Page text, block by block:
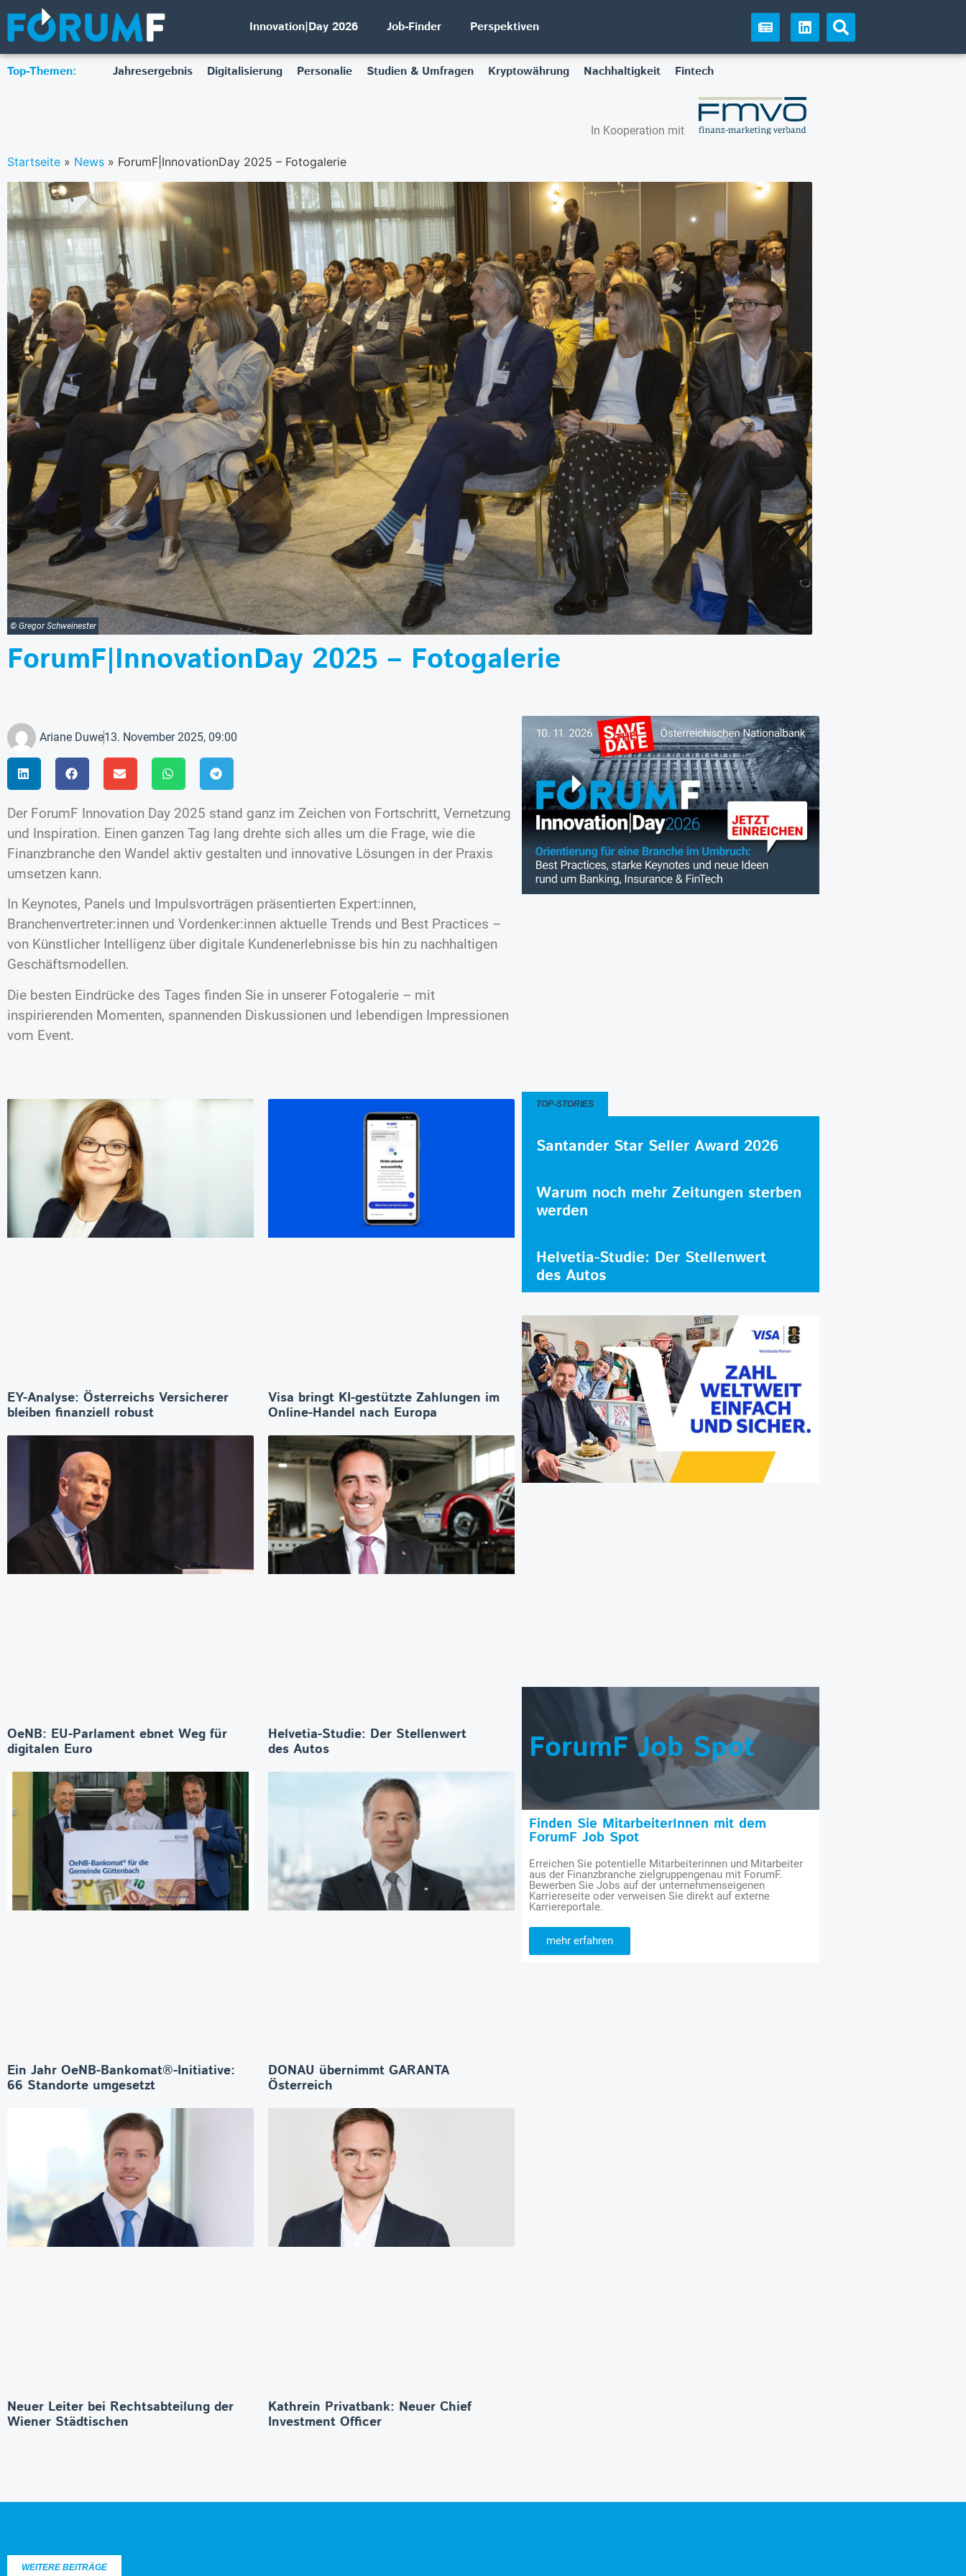
Innovation|Day 2026 Job-Finder Perspektiven
Top-Themen: Jahresergebnis Digitalisierung Personalie Studien & Umfragen Kryptowährung Nachhaltigkeit Fintech
In Kooperation mit
Startseite » News » ForumF|InnovationDay 2025 – Fotogalerie
© Gregor Schweinester
ForumF|InnovationDay 2025 – Fotogalerie
Ariane Duwe13. November 2025, 09:00
Der ForumF Innovation Day 2025 stand ganz im Zeichen von Fortschritt, Vernetzung
und Inspiration. Einen ganzen Tag lang drehte sich alles um die Frage, wie die
Finanzbranche den Wandel aktiv gestalten und innovative Lösungen in der Praxis
umsetzen kann.
In Keynotes, Panels und Impulsvorträgen präsentierten Expert:innen,
Branchenvertreter:innen und Vordenker:innen aktuelle Trends und Best Practices –
von Künstlicher Intelligenz über digitale Kundenerlebnisse bis hin zu nachhaltigen
Geschäftsmodellen.
Die besten Eindrücke des Tages finden Sie in unserer Fotogalerie – mit
inspirierenden Momenten, spannenden Diskussionen und lebendigen Impressionen
vom Event.
EY-Analyse: Österreichs Versicherer
bleiben finanziell robust
Visa bringt KI-gestützte Zahlungen im
Online-Handel nach Europa
OeNB: EU-Parlament ebnet Weg für
digitalen Euro
Helvetia-Studie: Der Stellenwert
des Autos
Ein Jahr OeNB-Bankomat®-Initiative:
66 Standorte umgesetzt
DONAU übernimmt GARANTA
Österreich
Neuer Leiter bei Rechtsabteilung der
Wiener Städtischen
Kathrein Privatbank: Neuer Chief
Investment Officer
TOP-STORIES
Santander Star Seller Award 2026
Warum noch mehr Zeitungen sterben
werden
Helvetia-Studie: Der Stellenwert
des Autos
ForumF Job Spot
Finden Sie MitarbeiterInnen mit dem
ForumF Job Spot
Erreichen Sie potentielle Mitarbeiterinnen und Mitarbeiter
aus der Finanzbranche zielgruppengenau mit ForumF.
Bewerben Sie Jobs auf der unternehmenseigenen
Karriereseite oder verweisen Sie direkt auf externe
Karriereportale.
mehr erfahren
WEITERE BEITRÄGE